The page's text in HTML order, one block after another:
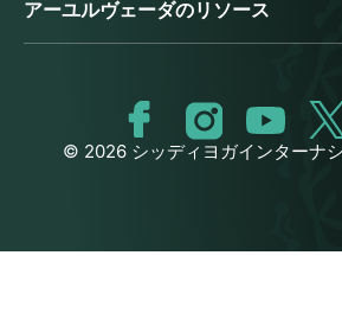
アーユルヴェーダのリソース
© 2026 シッディヨガインターナ